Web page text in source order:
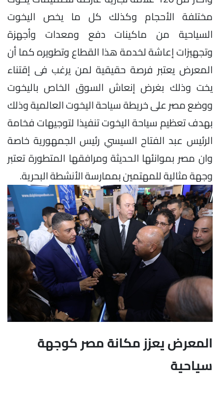
مختلفة الأحجام وكذلك كل ما يخص اليخوت
السياحية من ماكينات دفع ومعدات وأجهزة
وتجهيزات إعاشة لخدمة هذا القطاع وتطويره كما أن
المعرض يعتبر فرصة حقيقية لمن يرغب فى إقتناء
يخت وذلك بغرض إنعاش السوق الخاص باليخوت
ووضع مصر على خريطة سياحة اليخوت العالمية وذلك
بهدف تعظيم سياحة اليخوت تنفيذا لتوجيهات فخامة
الرئيس عبد الفتاح السيسي رئيس الجمهورية خاصة
وان مصر بموانئها الحديثة ومرافقها المتطورة تعتبر
وجهة مثالية للمهتمين بممارسة الأنشطة البحرية.
المعرض يعزز مكانة مصر كوجهة
سياحية